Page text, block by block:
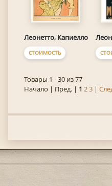
Леонетто, Капиелло
СТОИМОСТЬ
Товары 1 - 30 из 77
Начало | Пред. | 1 23|